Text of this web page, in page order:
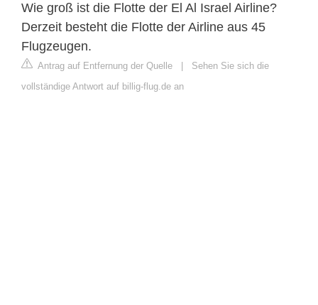
Wie groß ist die Flotte der El Al Israel Airline?
Derzeit besteht die Flotte der Airline aus 45
Flugzeugen.
Antrag auf Entfernung der Quelle
Sehen Sie sich die
vollständige Antwort auf billig-flug.de an